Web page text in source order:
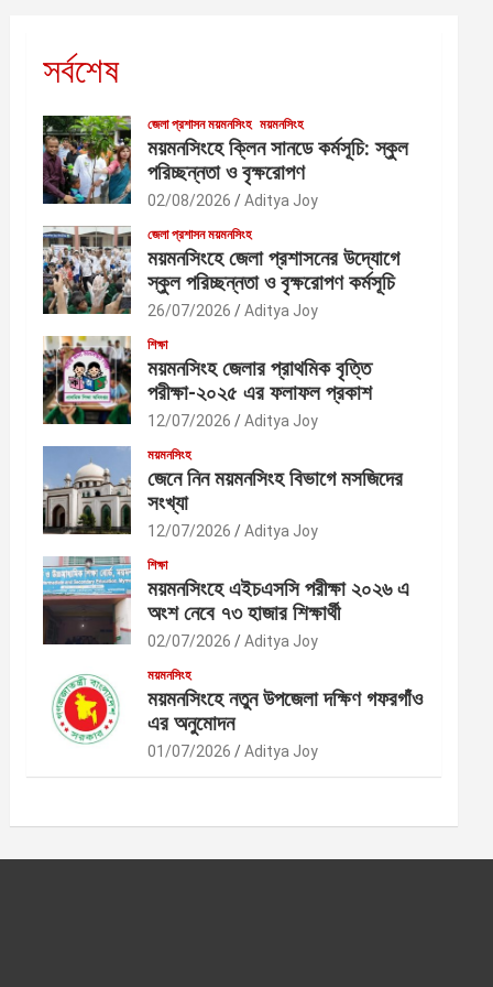
সর্বশেষ
জেলা প্রশাসন ময়মনসিংহ ময়মনসিংহ
ময়মনসিংহে ক্লিন সানডে কর্মসূচি: স্কুল
পরিচ্ছন্নতা ও বৃক্ষরোপণ
02/08/2026 Aditya Joy
জেলা প্রশাসন ময়মনসিংহ
ময়মনসিংহে জেলা প্রশাসনের উদ্যোগে
স্কুল পরিচ্ছন্নতা ও বৃক্ষরোপণ কর্মসূচি
26/07/2026 Aditya Joy
শিক্ষা
ময়মনসিংহ জেলার প্রাথমিক বৃত্তি
পরীক্ষা-২০২৫ এর ফলাফল প্রকাশ
12/07/2026 Aditya Joy
ময়মনসিংহ
জেনে নিন ময়মনসিংহ বিভাগে মসজিদের
সংখ্যা
12/07/2026 Aditya Joy
শিক্ষা
ময়মনসিংহে এইচএসসি পরীক্ষা ২০২৬ এ
অংশ নেবে ৭৩ হাজার শিক্ষার্থী
02/07/2026 Aditya Joy
ময়মনসিংহ
ময়মনসিংহে নতুন উপজেলা দক্ষিণ গফরগাঁও
এর অনুমোদন
01/07/2026 Aditya Joy